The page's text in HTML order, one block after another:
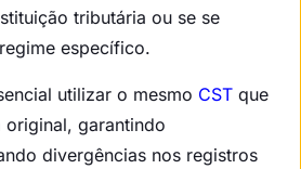
tributária ou se se
específico.
utilizar o mesmo CST que
garantindo
divergências nos registros